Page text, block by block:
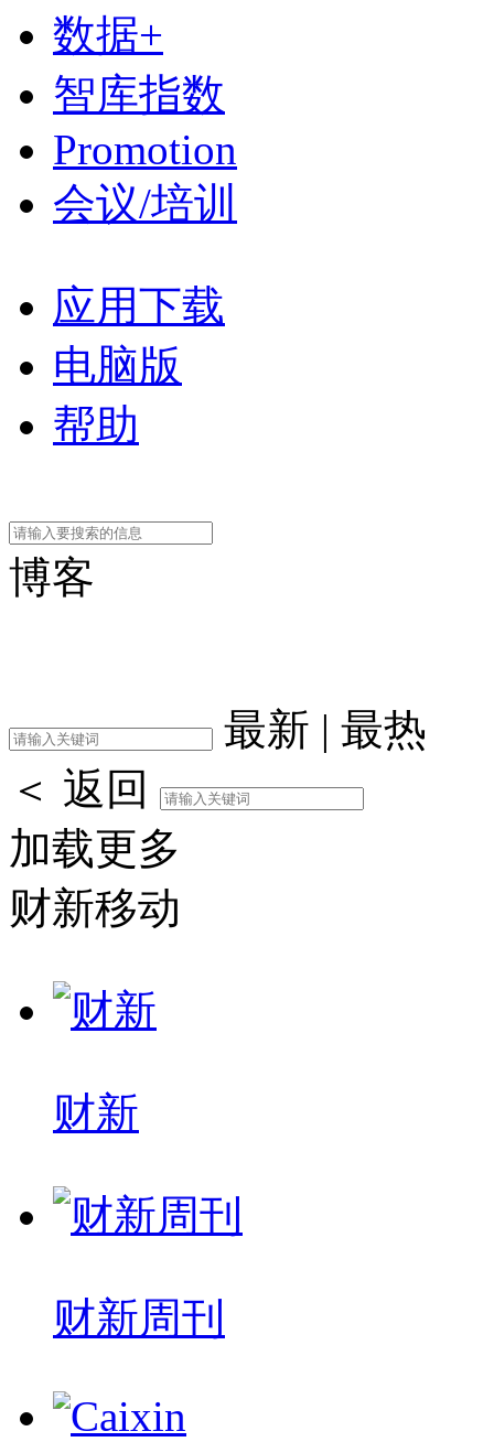
数据+
智库指数
Promotion
会议/培训
应用下载
电脑版
帮助
博客
最新 | 最热
＜ 返回
加载更多
财新移动
财新
财新周刊